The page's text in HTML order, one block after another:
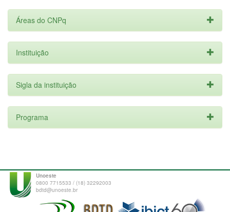
Áreas do CNPq
Instituição
Sigla da instituição
Programa
Unoeste
0800 7715533 / (18) 32292003
bdtd@unoeste.br